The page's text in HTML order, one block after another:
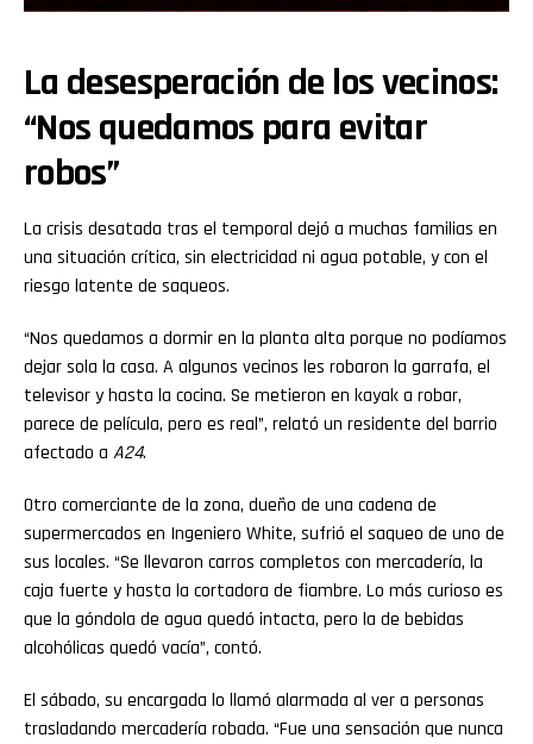
La desesperación de los vecinos:
“Nos quedamos para evitar
robos”
La crisis desatada tras el temporal dejó a muchas familias en
una situación crítica, sin electricidad ni agua potable, y con el
riesgo latente de saqueos.
“Nos quedamos a dormir en la planta alta porque no podíamos
dejar sola la casa. A algunos vecinos les robaron la garrafa, el
televisor y hasta la cocina. Se metieron en kayak a robar,
parece de película, pero es real”, relató un residente del barrio
afectado a A24.
Otro comerciante de la zona, dueño de una cadena de
supermercados en Ingeniero White, sufrió el saqueo de uno de
sus locales. “Se llevaron carros completos con mercadería, la
caja fuerte y hasta la cortadora de fiambre. Lo más curioso es
que la góndola de agua quedó intacta, pero la de bebidas
alcohólicas quedó vacía”, contó.
El sábado, su encargada lo llamó alarmada al ver a personas
trasladando mercadería robada. “Fue una sensación que nunca